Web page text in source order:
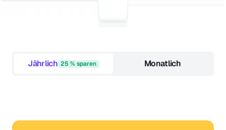
Jährlich 25 % sparen Monatlich